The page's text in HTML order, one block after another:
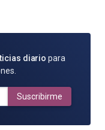
diario para
Suscribirme